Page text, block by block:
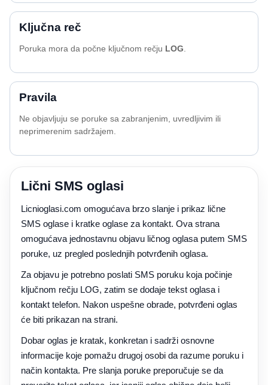
Ključna reč
Poruka mora da počne ključnom rečju LOG
Pravila
Ne objavljuju se poruke sa zabranjenim, uvredljivim ili
neprimerenim sadržajem.
Lični SMS oglasi
Licnioglasi.com omogućava brzo slanje i prikaz lične
SMS oglase i kratke oglase za kontakt. Ova strana
omogućava jednostavnu objavu ličnog oglasa putem SMS
poruke, uz pregled poslednjih potvrđenih oglasa.
Za objavu je potrebno poslati SMS poruku koja počinje
ključnom rečju LOG, zatim se dodaje tekst oglasa i
kontakt telefon. Nakon uspešne obrade, potvrđeni oglas
će biti prikazan na strani.
Dobar oglas je kratak, konkretan i sadrži osnovne
informacije koje pomažu drugoj osobi da razume poruku i
način kontakta. Pre slanja poruke preporučuje se da